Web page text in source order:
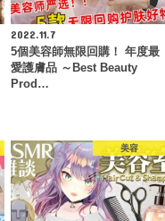
2022.11.7
5個美容師無限回購！ 年度最
愛護膚品 ～Best Beauty
Prod…
美容